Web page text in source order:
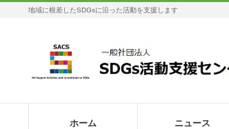
地域に根差したSDGsに沿った活動を支援します
ホーム ニュース